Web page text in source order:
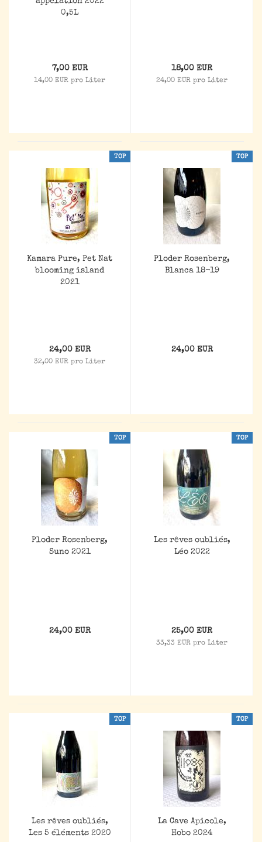
0,5L
7,00 EUR
14,00 EUR pro Liter
18,00 EUR
24,00 EUR pro Liter
TOP
Kamara Pure, Pet Nat
blooming island
2021
24,00 EUR
32,00 EUR pro Liter
TOP
Ploder Rosenberg,
Blanca 18-19
24,00 EUR
TOP
Ploder Rosenberg,
Suno 2021
24,00 EUR
TOP
Les rêves oubliés,
Léo 2022
25,00 EUR
33,33 EUR pro Liter
TOP
Les rêves oubliés,
Les 5 éléments 2020
TOP
La Cave Apicole,
Hobo 2024